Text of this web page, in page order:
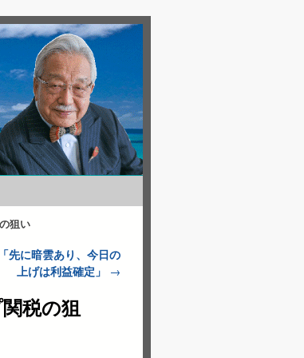
狙い
先に暗雲あり、今日の
上げは利益確定」
→
税の狙